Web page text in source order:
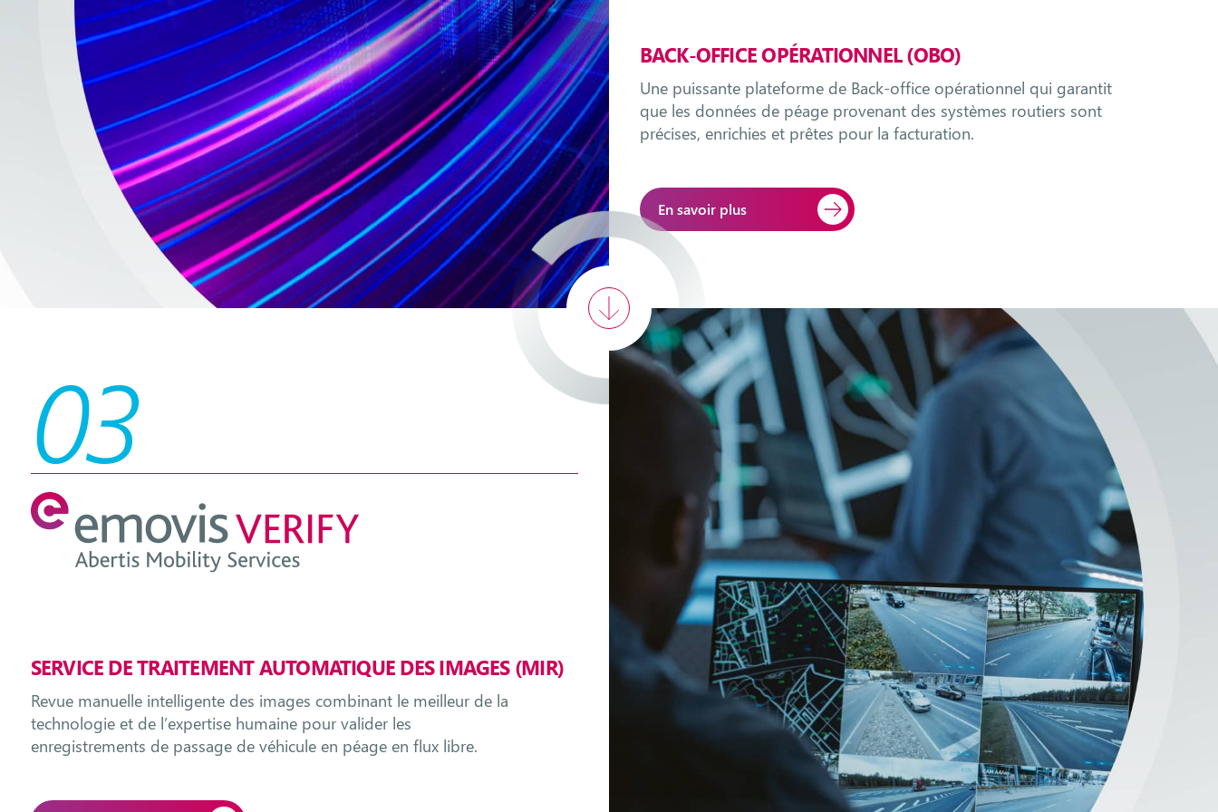
BACK-OFFICE OPÉRATIONNEL (OBO)
Une puissante plateforme de Back-office opérationnel qui garantit
que les données de péage provenant des systèmes routiers sont
précises, enrichies et prêtes pour la facturation.
En savoir plus
03
SERVICE DE TRAITEMENT AUTOMATIQUE DES IMAGES (MIR)
Revue manuelle intelligente des images combinant le meilleur de la
technologie et de l’expertise humaine pour valider les
enregistrements de passage de véhicule en péage en flux libre.